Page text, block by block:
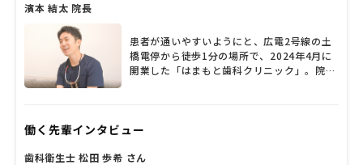
濱本 結太 院長
患者が通いやすいようにと、広電2号線の土
橋電停から徒歩1分の場所で、2024年4月に
開業した「はまもと歯科クリニック」。院内
やマイクロスコープなど先進的な機器を導入
求し患者の口の健康を守ることに努めてい
働く先輩インタビュー
歯科衛生士 松田 歩希 さん